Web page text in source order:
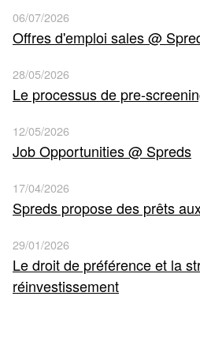
06/07/2026
Offres d'emploi sales @
28/05/2026
Le processus de pre-
12/05/2026
Job Opportunities @ Spreds
17/04/2026
Spreds propose des prêts
29/01/2026
Le droit de préférence et la
réinvestissement